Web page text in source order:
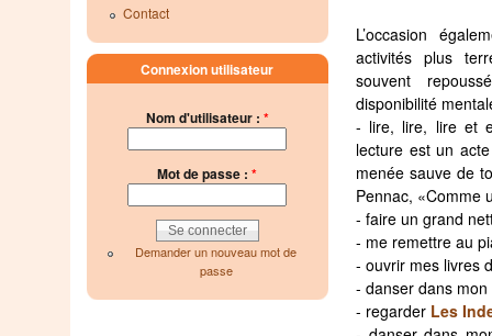
L’occasion
activités plus
souvent
disponibilité
- lire, lire, lire et
lecture est un
menée sauve de
Pennac, «Comme
- faire un grand
- me remettre au
- ouvrir mes livres
- danser dans mon
- regarder Les
Contact
Connexion utilisateur
Nom d'utilisateur : *
Mot de passe :*
Demander un nouveau mot de
passe